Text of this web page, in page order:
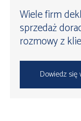
Wiele firm
sprzedaż
rozmowy z
Dowiedz się